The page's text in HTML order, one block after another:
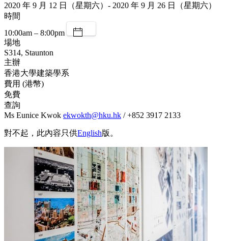
2020 年 9 月 12 日（星期六）- 2020 年 9 月 26 日（星期六）
時間
10:00am – 8:00pm
場地
S314, Staunton
主辦
香港大學建築學系
費用 (港幣)
免費
查詢
Ms Eunice Kwok ekwokth@hku.hk / +852 3917 2133
對不起，此內容只供English版。